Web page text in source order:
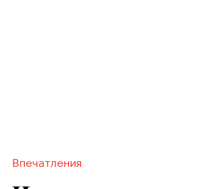
Впечатления